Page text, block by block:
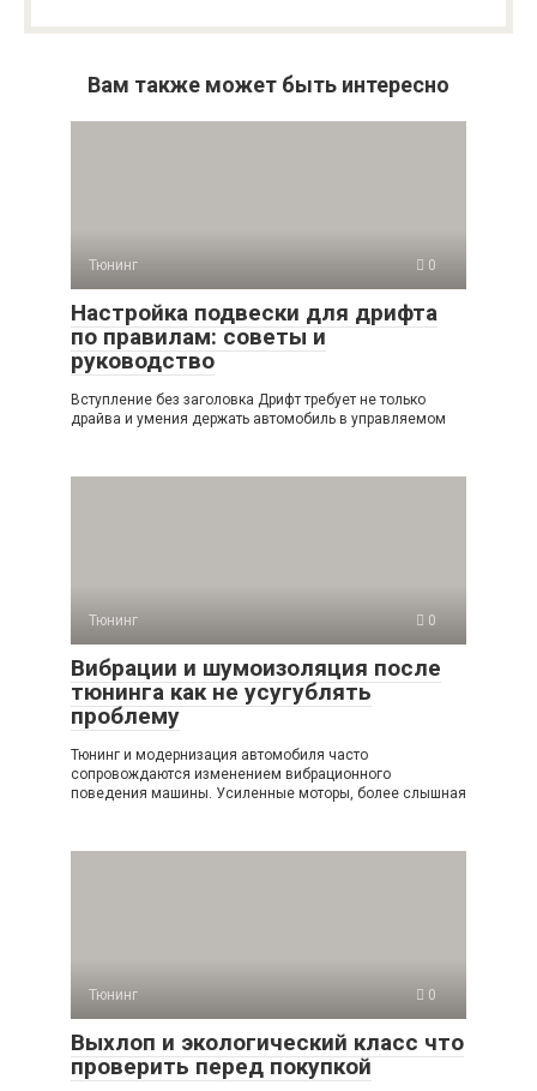
Вам также может быть интересно
Тюнинг 0
Настройка подвески для дрифта
по правилам: советы и
руководство
Вступление без заголовка Дрифт требует не только
драйва и умения держать автомобиль в управляемом
Тюнинг 0
Вибрации и шумоизоляция после
тюнинга как не усугублять
проблему
Тюнинг и модернизация автомобиля часто
сопровождаются изменением вибрационного
поведения машины. Усиленные моторы, более слышная
Тюнинг 0
Выхлоп и экологический класс что
проверить перед покупкой